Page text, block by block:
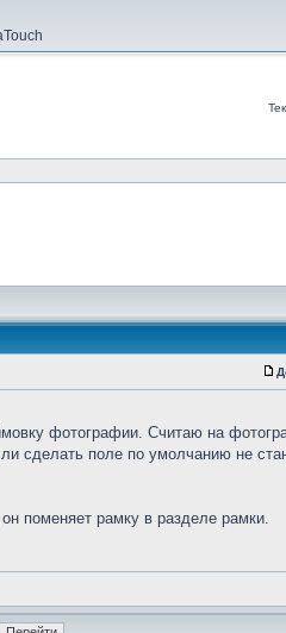
фотографии. Считаю на
сделать поле по умолчанию не
поменяет рамку в разделе рамки.